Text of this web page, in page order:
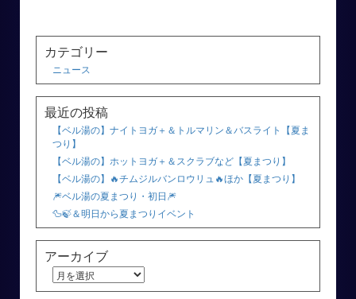
カテゴリー
ニュース
最近の投稿
【ベル湯の】ナイトヨガ＋＆トルマリン＆バスライト【夏ま
つり】
【ベル湯の】ホットヨガ＋＆スクラブなど【夏まつり】
【ベル湯の】🔥チムジルバンロウリュ🔥ほか【夏まつり】
🎆ベル湯の夏まつり・初日🎆
🦆🍃＆明日から夏まつりイベント
アーカイブ